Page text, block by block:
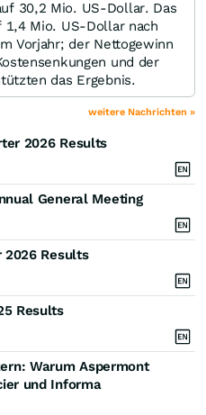
30,2 Mio. US-Dollar. Das
1,4 Mio. US-Dollar nach
Vorjahr; der Nettogewinn
und der
das Ergebnis.
weitere Nachrichten »
2026 Results
General Meeting
2026 Results
Results
Warum Aspermont
und Informa